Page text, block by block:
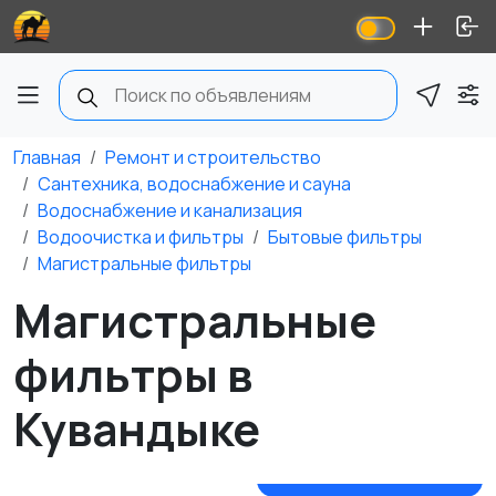
Главная
Ремонт и строительство
Сантехника, водоснабжение и сауна
Водоснабжение и канализация
Водоочистка и фильтры
Бытовые фильтры
Магистральные фильтры
Магистральные
фильтры в
Кувандыке